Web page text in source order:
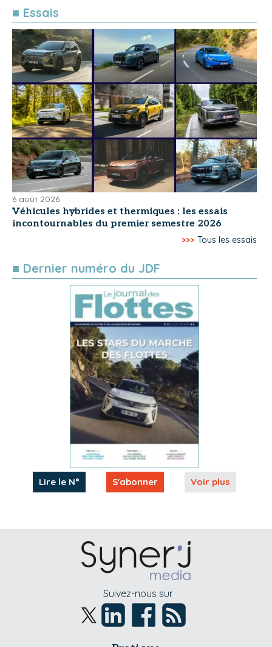
■ Essais
6 août 2026
Véhicules hybrides et thermiques : les essais
incontournables du premier semestre 2026
>>> Tous les essais
■ Dernier numéro du JDF
Lire le N° S'abonner Voir plus
Suivez-nous sur